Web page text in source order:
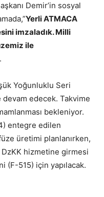
Demir’in sosyal
Yerli ATMACA
imzaladık. Milli
ile
Yoğunluklu Seri
devam edecek. Takvime
bekleniyor.
entegre edilen
üretimi planlanırken,
DzKK hizmetine girmesi
(F-515) için yapılacak.